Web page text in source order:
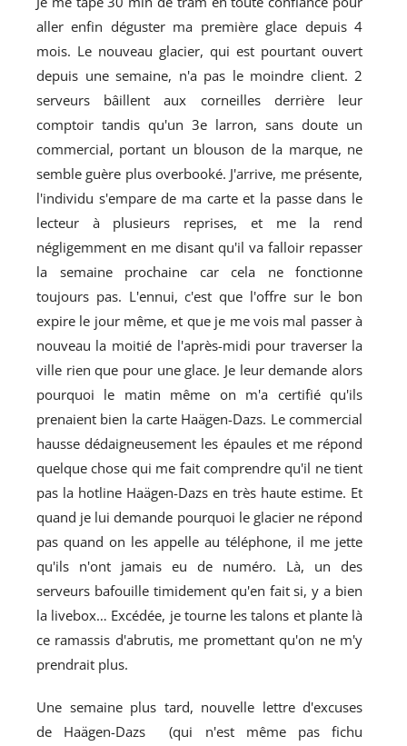
aller enfin déguster ma première glace depuis 4
mois. Le nouveau glacier, qui est pourtant ouvert
depuis une semaine, n'a pas le moindre client. 2
serveurs bâillent aux corneilles derrière leur
comptoir tandis qu'un 3e larron, sans doute un
commercial, portant un blouson de la marque, ne
semble guère plus overbooké. J'arrive, me présente,
l'individu s'empare de ma carte et la passe dans le
lecteur à plusieurs reprises, et me la rend
négligemment en me disant qu'il va falloir repasser
la semaine prochaine car cela ne fonctionne
toujours pas. L'ennui, c'est que l'offre sur le bon
expire le jour même, et que je me vois mal passer à
nouveau la moitié de l'après-midi pour traverser la
ville rien que pour une glace. Je leur demande alors
pourquoi le matin même on m'a certifié qu'ils
prenaient bien la carte Haägen-Dazs. Le commercial
hausse dédaigneusement les épaules et me répond
quelque chose qui me fait comprendre qu'il ne tient
pas la hotline Haägen-Dazs en très haute estime. Et
quand je lui demande pourquoi le glacier ne répond
pas quand on les appelle au téléphone, il me jette
qu'ils n'ont jamais eu de numéro. Là, un des
serveurs bafouille timidement qu'en fait si, y a bien
la livebox… Excédée, je tourne les talons et plante là
ce ramassis d'abrutis, me promettant qu'on ne m'y
prendrait plus.
Une semaine plus tard, nouvelle lettre d'excuses
de Haägen-Dazs (qui n'est même pas fichu